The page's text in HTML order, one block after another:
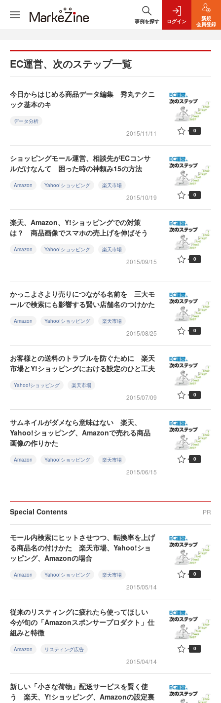
事例を探す ログイン
新規
会員登録
EC運営、次のステップ一覧
今日からはじめる商品データ編集 秀丸テクニ
ック基本のキ
データ分析
2015/11/11 0
ショッピングモール運営、相談先がECコンサ
ルだけなんて 困った時の神頼み15の方法
Amazon Yahoo!ショッピング 楽天市場
2015/10/19 0
楽天、Amazon、Y!ショッピングでの対策
は？ 商品画像でスマホの売上げを伸ばそう
Amazon Yahoo!ショッピング 楽天市場
2015/09/15 0
かっこよさより売りにつながる名前を 三大モ
ールで検索にも影響する賢い店舗名のつけかた
Amazon Yahoo!ショッピング 楽天市場
2015/08/25 0
お客様との送料のトラブルを防ぐために 楽天
市場とY!ショッピングにおける設定のひと工夫
Yahoo!ショッピング 楽天市場
2015/07/09 0
サムネイルがダメなら意味はない 楽天、
Yahoo!ショッピング、Amazonで売れる商品
画像の作りかた
Amazon Yahoo!ショッピング 楽天市場
2015/06/15
0
Special Contents PR
モール内検索にヒットさせつつ、転換率を上げ
る商品名の付けかた 楽天市場、Yahoo!ショ
ッピング、Amazonの場合
Amazon Yahoo!ショッピング 楽天市場
2015/05/14
0
従来のリスティングに疲れたら使ってほしい
今が旬の「Amazonスポンサープロダクト」仕
組みと特徴
Amazon リスティング広告
2015/04/14
0
新しい「小さな荷物」配送サービスを賢く使
う 楽天、Y!ショッピング、Amazonの設定裏